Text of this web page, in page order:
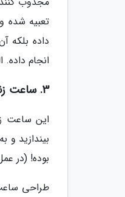
داده بلکه
انجام
3. ساعت زنگدار الهام گرفته از اپل
این ساعت
بیندازید
بوده! (در